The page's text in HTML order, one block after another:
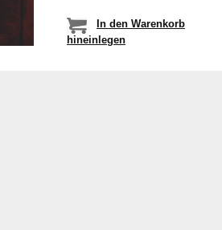
In den Warenkorb
hineinlegen